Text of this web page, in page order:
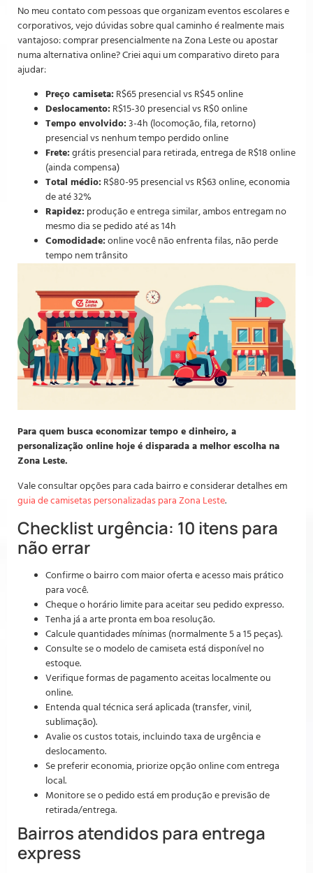
No meu contato com pessoas que organizam eventos escolares e
corporativos, vejo dúvidas sobre qual caminho é realmente mais
vantajoso: comprar presencialmente na Zona Leste ou apostar
numa alternativa online? Criei aqui um comparativo direto para
ajudar:
Preço camiseta: R$65 presencial vs R$45 online
Deslocamento: R$15-30 presencial vs R$0 online
Tempo envolvido: 3-4h (locomoção, fila, retorno)
presencial vs nenhum tempo perdido online
Frete: grátis presencial para retirada, entrega de R$18 online
(ainda compensa)
Total médio: R$80-95 presencial vs R$63 online, economia
de até 32%
Rapidez: produção e entrega similar, ambos entregam no
mesmo dia se pedido até as 14h
Comodidade: online você não enfrenta filas, não perde
tempo nem trânsito
Para quem busca economizar tempo e dinheiro, a
personalização online hoje é disparada a melhor escolha na
Zona Leste.
Vale consultar opções para cada bairro e considerar detalhes em
guia de camisetas personalizadas para Zona Leste.
Checklist urgência: 10 itens para
não errar
Confirme o bairro com maior oferta e acesso mais prático
para você.
Cheque o horário limite para aceitar seu pedido expresso.
Tenha já a arte pronta em boa resolução.
Calcule quantidades mínimas (normalmente 5 a 15 peças).
Consulte se o modelo de camiseta está disponível no
estoque.
Verifique formas de pagamento aceitas localmente ou
online.
Entenda qual técnica será aplicada (transfer, vinil,
sublimação).
Avalie os custos totais, incluindo taxa de urgência e
deslocamento.
Se preferir economia, priorize opção online com entrega
local.
Monitore se o pedido está em produção e previsão de
retirada/entrega.
Bairros atendidos para entrega
express